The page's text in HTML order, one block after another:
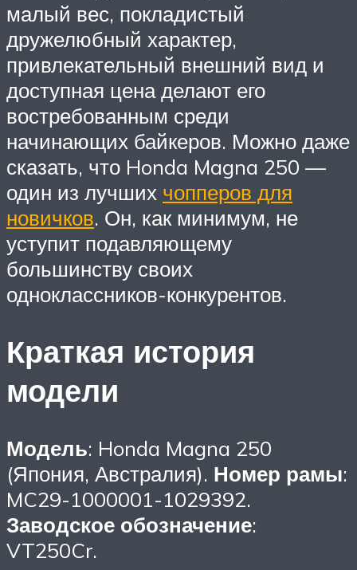
малый вес, покладистый
дружелюбный характер,
привлекательный внешний вид и
доступная цена делают его
востребованным среди
начинающих байкеров. Можно даже
сказать, что Honda Magna 250 —
один из лучших чопперов для
новичков. Он, как минимум, не
уступит подавляющему
большинству своих
одноклассников-конкурентов.
Краткая история
модели
Модель: Honda Magna 250
(Япония, Австралия). Номер рамы:
MC29-1000001-1029392.
Заводское обозначение:
VT250Cr.